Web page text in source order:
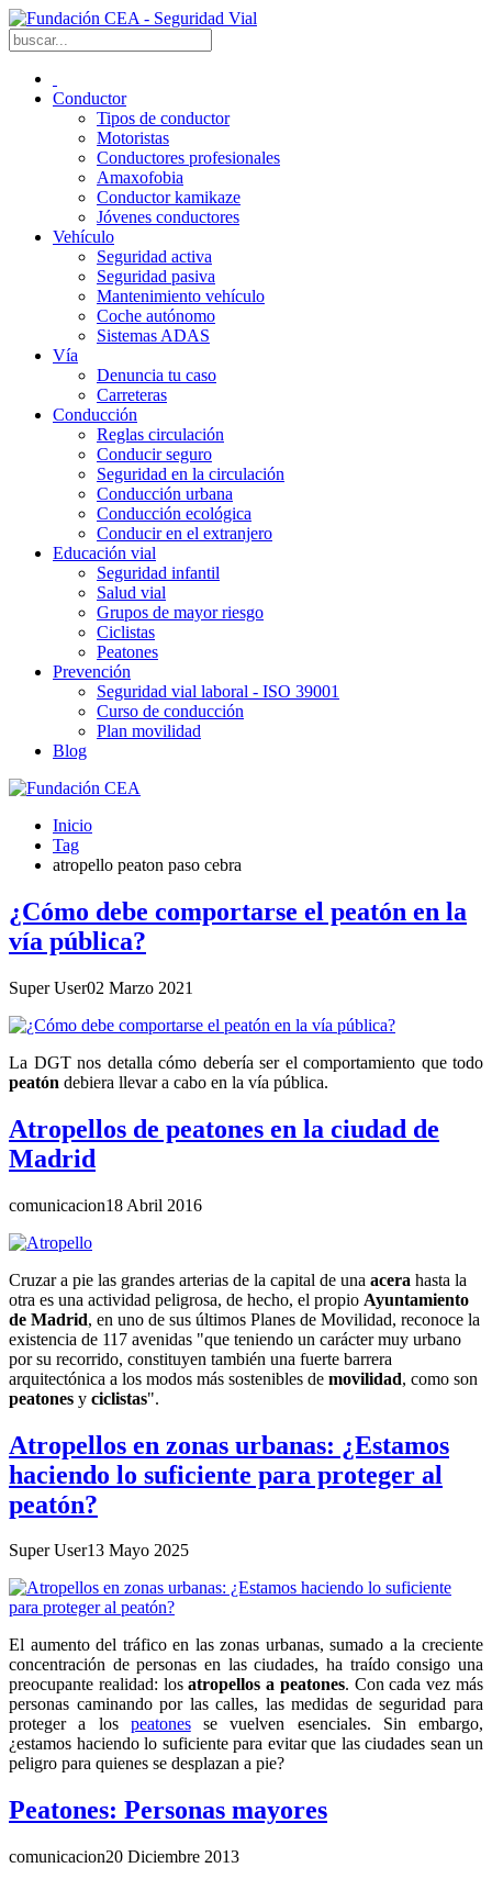
Conductor
Tipos de conductor
Motoristas
Conductores profesionales
Amaxofobia
Conductor kamikaze
Jóvenes conductores
Vehículo
Seguridad activa
Seguridad pasiva
Mantenimiento vehículo
Coche autónomo
Sistemas ADAS
Vía
Denuncia tu caso
Carreteras
Conducción
Reglas circulación
Conducir seguro
Seguridad en la circulación
Conducción urbana
Conducción ecológica
Conducir en el extranjero
Educación vial
Seguridad infantil
Salud vial
Grupos de mayor riesgo
Ciclistas
Peatones
Prevención
Seguridad vial laboral - ISO 39001
Curso de conducción
Plan movilidad
Blog
Inicio
Tag
atropello peaton paso cebra
¿Cómo debe comportarse el peatón en la
vía pública?
Super User02 Marzo 2021
La DGT nos detalla cómo debería ser el comportamiento que todo
peatón debiera llevar a cabo en la vía pública.
Atropellos de peatones en la ciudad de
Madrid
comunicacion18 Abril 2016
Cruzar a pie las grandes arterias de la capital de una acera hasta la
otra es una actividad peligrosa, de hecho, el propio Ayuntamiento
de Madrid, en uno de sus últimos Planes de Movilidad, reconoce la
existencia de 117 avenidas "que teniendo un carácter muy urbano
por su recorrido, constituyen también una fuerte barrera
arquitectónica a los modos más sostenibles de movilidad, como son
peatones y ciclistas".
Atropellos en zonas urbanas: ¿Estamos
haciendo lo suficiente para proteger al
peatón?
Super User13 Mayo 2025
El aumento del tráfico en las zonas urbanas, sumado a la creciente
concentración de personas en las ciudades, ha traído consigo una
preocupante realidad: losatropellos a peatones. Con cada vez más
personas caminando por las calles, las medidas de seguridad para
proteger a los peatonesse vuelven esenciales. Sin embargo,
¿estamos haciendo lo suficiente para evitar que las ciudades sean un
peligro para quienes se desplazan a pie?
Peatones: Personas mayores
comunicacion20 Diciembre 2013